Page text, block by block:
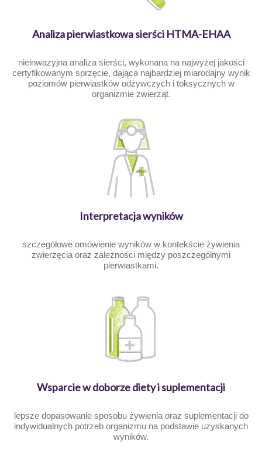
Analiza pierwiastkowa sierści HTMA-EHAA
nieinwazyjna analiza sierści, wykonana na najwyżej jakości
certyfikowanym sprzęcie, dająca najbardziej miarodajny wynik
poziomów pierwiastków odżywczych i toksycznych w
organizmie zwierząt.
Interpretacja wyników
szczegółowe omówienie wyników w kontekście żywienia
zwierzęcia oraz zależności między poszczególnymi
pierwiastkami.
Wsparcie w doborze diety i suplementacji
lepsze dopasowanie sposobu żywienia oraz suplementacji do
indywidualnych potrzeb organizmu na podstawie uzyskanych
wyników.